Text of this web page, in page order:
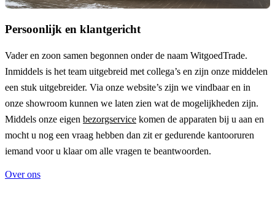
Persoonlijk en klantgericht
Vader en zoon samen begonnen onder de naam WitgoedTrade.
Inmiddels is het team uitgebreid met collega’s en zijn onze middelen
een stuk uitgebreider. Via onze website’s zijn we vindbaar en in
onze showroom kunnen we laten zien wat de mogelijkheden zijn.
Middels onze eigen bezorgservice komen de apparaten bij u aan en
mocht u nog een vraag hebben dan zit er gedurende kantooruren
iemand voor u klaar om alle vragen te beantwoorden.
Over ons